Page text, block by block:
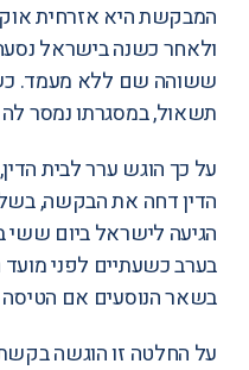
המבקשת היא אזרחית
ולאחר כשנה בישראל
ששוהה שם ללא מעמד.
תשאול, במסגרתו נמסר לה
על כך הוגש ערר לבית
הדין דחה את הבקשה,
הגיעה לישראל ביום ששי
בערב כשעתיים לפני
בשאר הנוסעים אם
על החלטה זו הוגשה